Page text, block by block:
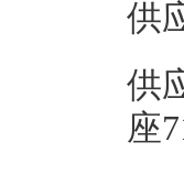
供
供
座